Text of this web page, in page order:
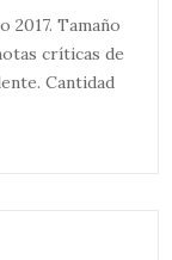
Tamaño
críticas de
Cantidad